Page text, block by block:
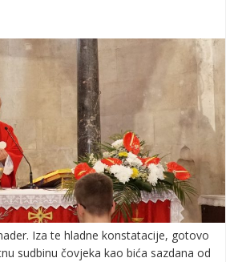
Iza te hladne konstatacije, gotovo
sudbinu čovjeka kao bića sazdana od